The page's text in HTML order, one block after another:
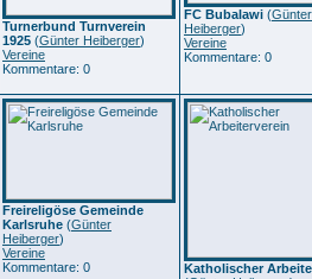
Turnerbund Turnverein
1925 (Günter Heiberger)
Vereine
Kommentare: 0
FC Bubalawi (Günter
Heiberger)
Vereine
Kommentare: 0
Freireligöse Gemeinde
Karlsruhe (Günter
Heiberger)
Vereine
Kommentare: 0
Katholischer